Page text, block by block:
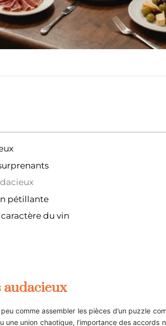
pétillante
du vin
audacieux
comme assembler les pièces d’un puzzle
union chaotique, l’importance des accords